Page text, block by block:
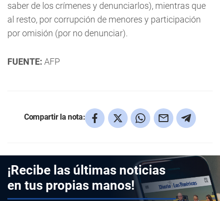
saber de los crímenes y denunciarlos), mientras que
al resto, por corrupción de menores y participación
por omisión (por no denunciar).
FUENTE: AFP
Compartir la nota:
¡Recibe las últimas noticias
en tus propias manos!